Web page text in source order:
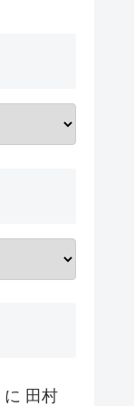
に 田村